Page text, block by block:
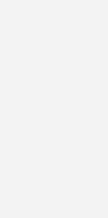
Vormonat wurden auch
11,5 Cent
diese Preise schon
auch die
Die Großhändler
– zum
Grafiken und
Sie haben noch
und
effiziente Module mit